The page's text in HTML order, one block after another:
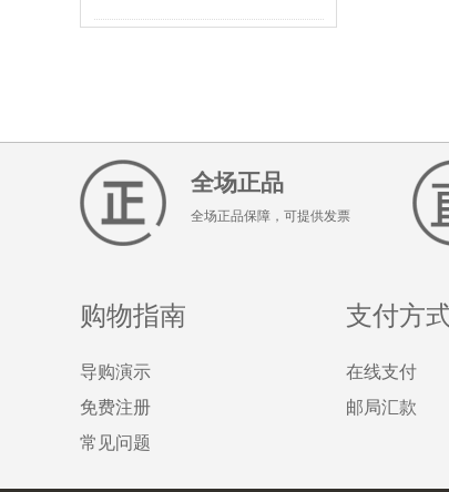
全场正品
全场正品保障，可提供发票
购物指南
导购演示
免费注册
常见问题
支付方
在线支付
邮局汇款